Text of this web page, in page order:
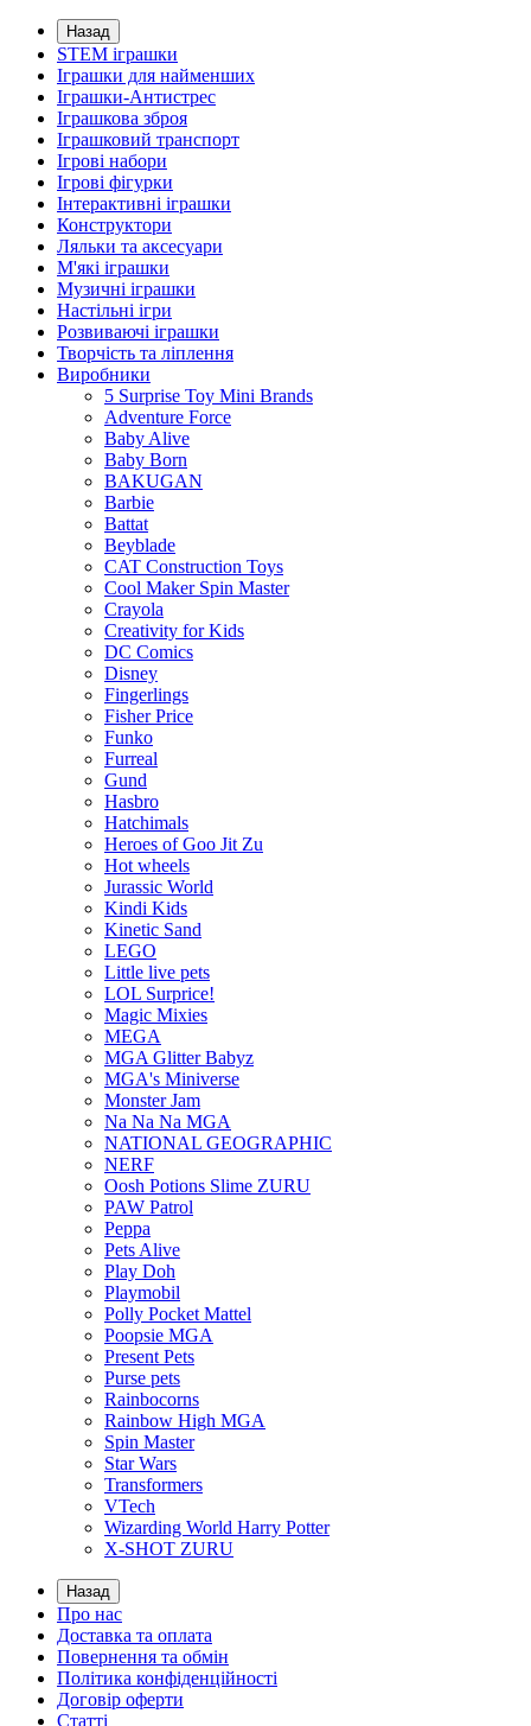
Назад
STEM іграшки
Іграшки для найменших
Іграшки-Антистрес
Іграшкова зброя
Іграшковий транспорт
Ігрові набори
Ігрові фігурки
Інтерактивні іграшки
Конструктори
Ляльки та аксесуари
М'які іграшки
Музичні іграшки
Настільні iгри
Розвиваючі іграшки
Творчість та ліплення
Виробники
5 Surprise Toy Mini Brands
Adventure Force
Baby Alive
Baby Born
BAKUGAN
Barbie
Battat
Beyblade
CAT Construction Toys
Cool Maker Spin Master
Crayola
Creativity for Kids
DC Comics
Disney
Fingerlings
Fisher Price
Funko
Furreal
Gund
Hasbro
Hatchimals
Heroes of Goo Jit Zu
Hot wheels
Jurassic World
Kindi Kids
Kinetic Sand
LEGO
Little live pets
LOL Surprice!
Magic Mixies
MEGA
MGA Glitter Babyz
MGA's Miniverse
Monster Jam
Na Na Na MGA
NATIONAL GEOGRAPHIC
NERF
Oosh Potions Slime ZURU
PAW Patrol
Peppa
Pets Alive
Play Doh
Playmobil
Polly Pocket Mattel
Poopsie MGA
Present Pets
Purse pets
Rainbocorns
Rainbow High MGA
Spin Master
Star Wars
Transformers
VTech
Wizarding World Harry Potter
X-SHOT ZURU
Назад
Про нас
Доставка та оплата
Повернення та обмін
Політика конфіденційності
Договір оферти
Статті